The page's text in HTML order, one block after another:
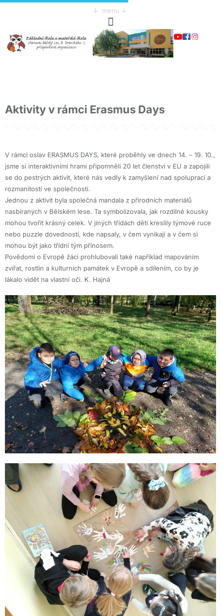
↓ menu ↓
Aktivity v rámci Erasmus Days
V rámci oslav ERASMUS DAYS, které proběhly ve dnech 14. – 19. 10.,
jsme si interaktivními hrami připomněli 20 let členství v EU a zapojili
se do pestrých aktivit, které nás vedly k zamyšlení nad spoluprací a
rozmanitostí ve společnosti.
Jednou z aktivit byla společná mandala z přírodních materiálů
nasbíraných v Bělském lese. Ta symbolizovala, jak rozdílné kousky
mohou tvořit krásný celek. V jiných třídách děti kreslily týmové ruce
nebo puzzle dovedností, kde napsaly, v čem vynikají a v čem si
mohou být jako třídní tým přínosem.
Povědomí o Evropě žáci prohlubovali také například mapováním
zvířat, rostlin a kulturních památek v Evropě a sdílením, co by je
lákalo vidět na vlastní oči. K. Hajná